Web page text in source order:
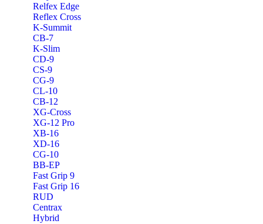
Relfex Edge
Reflex Cross
K-Summit
CB-7
K-Slim
CD-9
CS-9
CG-9
CL-10
CB-12
XG-Cross
XG-12 Pro
XB-16
XD-16
CG-10
BB-EP
Fast Grip 9
Fast Grip 16
RUD
Centrax
Hybrid